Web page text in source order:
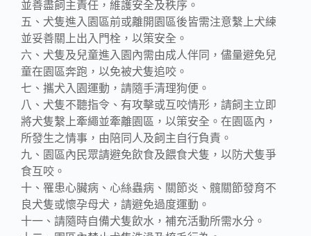
並善盡飼主責任，維護安全及秩序。
五、犬隻進入園區前或離開園區後皆需注意繫上犬練
並妥善關上出入門栓，以策安全。
六、犬隻及兒童進入園內需由成人伴同，儘量避免兒
童在園區奔跑，以免被犬隻追咬。
七、攜犬入園運動，請隨手清理狗便。
八、犬隻不聽指令、有攻擊或互咬情形，請飼主立即
將犬隻繫上牽繩並牽離園區，以策安全。在園區內，
所發生之情事，由陪同人及飼主自行負責。
九、園區內民眾請避免飲食及餵食犬隻，以防犬隻爭
食互咬。
十、罹患心臟病、心絲蟲病、關節炎、髖關節發育不
良犬隻或懷孕母犬，請避免過度運動。
十一、請隨時自備犬隻飲水，補充活動所需水分。